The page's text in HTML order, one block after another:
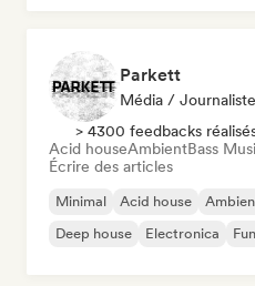
Parkett
Média / Journaliste
> 4300 feedbacks
Acid houseAmbientBass
Écrire des articles
Minimal Acid house
Deep house
Electronica